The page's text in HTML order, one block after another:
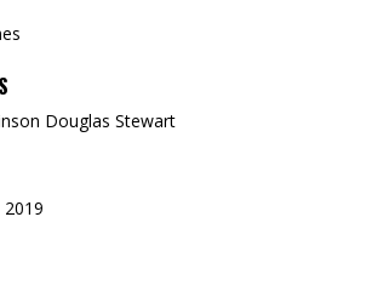
Douglas Stewart
2019